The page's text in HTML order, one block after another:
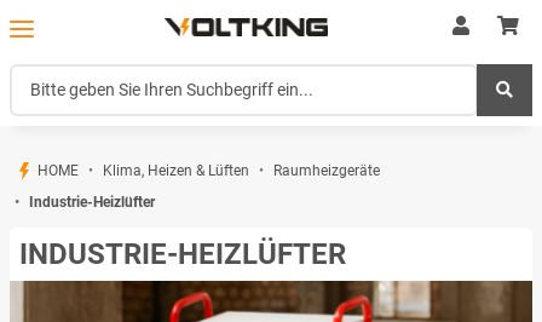
HOME Klima, Heizen & Lüften
Raumheizgeräte
Industrie-Heizlüfter
INDUSTRIE-HEIZLÜFTER